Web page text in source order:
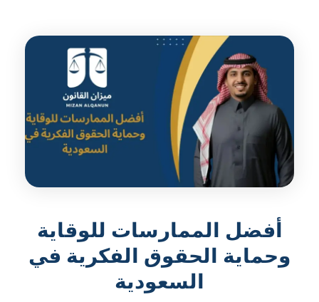
أفضل الممارسات للوقاية
وحماية الحقوق الفكرية في
السعودية